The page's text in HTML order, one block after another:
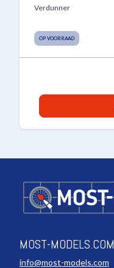
Verdunner
OP VOORRAAD
MOST-MODELS.COM
info@most-models.com